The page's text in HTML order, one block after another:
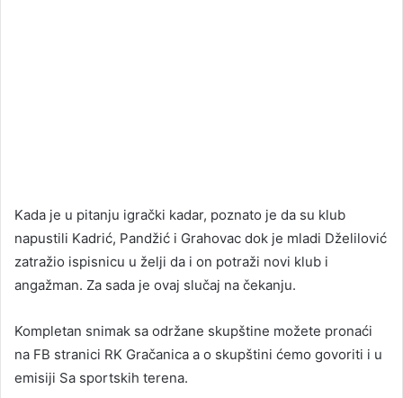
Kada je u pitanju igrački kadar, poznato je da su klub
napustili Kadrić, Pandžić i Grahovac dok je mladi Dželilović
zatražio ispisnicu u želji da i on potraži novi klub i
angažman. Za sada je ovaj slučaj na čekanju.
Kompletan snimak sa održane skupštine možete pronaći
na FB stranici RK Gračanica a o skupštini ćemo govoriti i u
emisiji Sa sportskih terena.